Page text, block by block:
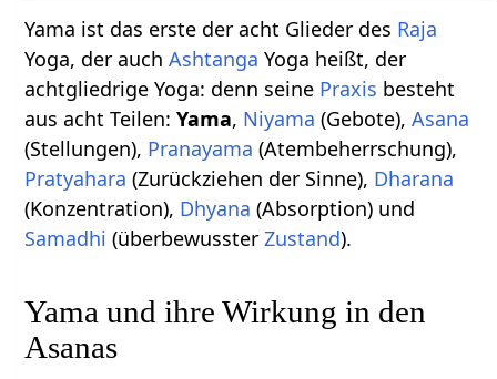
Yama ist das erste der acht Glieder des Raja
Yoga, der auchAshtanga Yoga heißt, der
achtgliedrige Yoga: denn seine Praxis besteht
aus acht Teilen:Yama, Niyama (Gebote),Asana
(Stellungen), Pranayama (Atembeherrschung),
Pratyahara (Zurückziehen der Sinne), Dharana
(Konzentration), Dhyana (Absorption) und
Samadhi (überbewussterZustand).
Yama und ihre Wirkung in den
Asanas